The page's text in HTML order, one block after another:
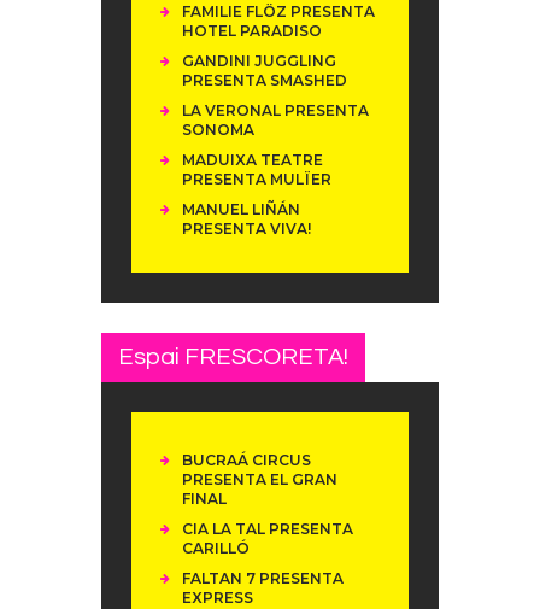
FAMILIE FLÖZ PRESENTA
HOTEL PARADISO
GANDINI JUGGLING
PRESENTA SMASHED
LA VERONAL PRESENTA
SONOMA
MADUIXA TEATRE
PRESENTA MULÏER
MANUEL LIÑÁN
PRESENTA VIVA!
Espai FRESCORETA!
BUCRAÁ CIRCUS
PRESENTA EL GRAN
FINAL
CIA LA TAL PRESENTA
CARILLÓ
FALTAN 7 PRESENTA
EXPRESS